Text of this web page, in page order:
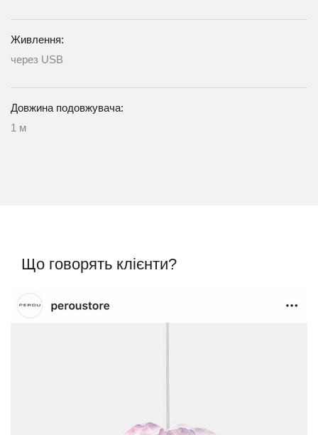
Живлення:
через USB
Довжина подовжувача:
1 м
Що говорять клієнти?